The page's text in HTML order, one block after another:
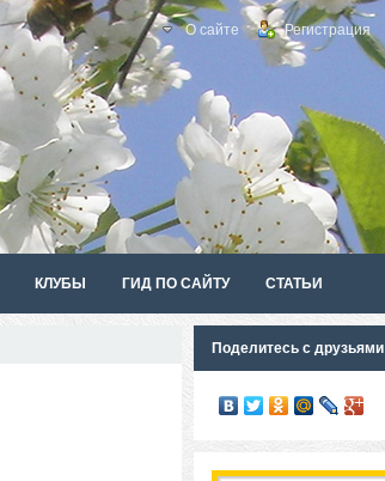
О сайте Регистрация
КЛУБЫ ГИД ПО САЙТУ СТАТЬИ
Поделитесь с друзьями